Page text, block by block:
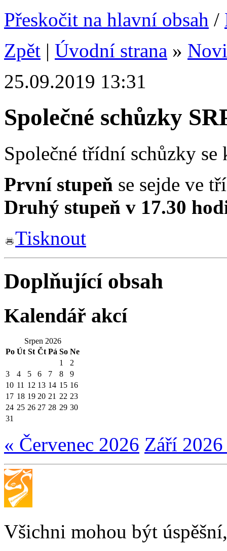
Přeskočit na hlavní obsah /
Zpět | Úvodní strana »
25.09.2019 13:31
Společné schůzky
Společné třídní schůzky
První stupeň se sejde ve
Druhý stupeň v 17.30
Tisknout
Doplňující obsah
Kalendář akcí
Srpen 2026
Po Út St Čt Pá So Ne
1
2
3
4 5 6 7 8
9
10 11 12 13 14 15 16
17 18 19 20 21 22 23
24 25 26 27 28 29 30
31
« Červenec 2026 Září
Všichni mohou být